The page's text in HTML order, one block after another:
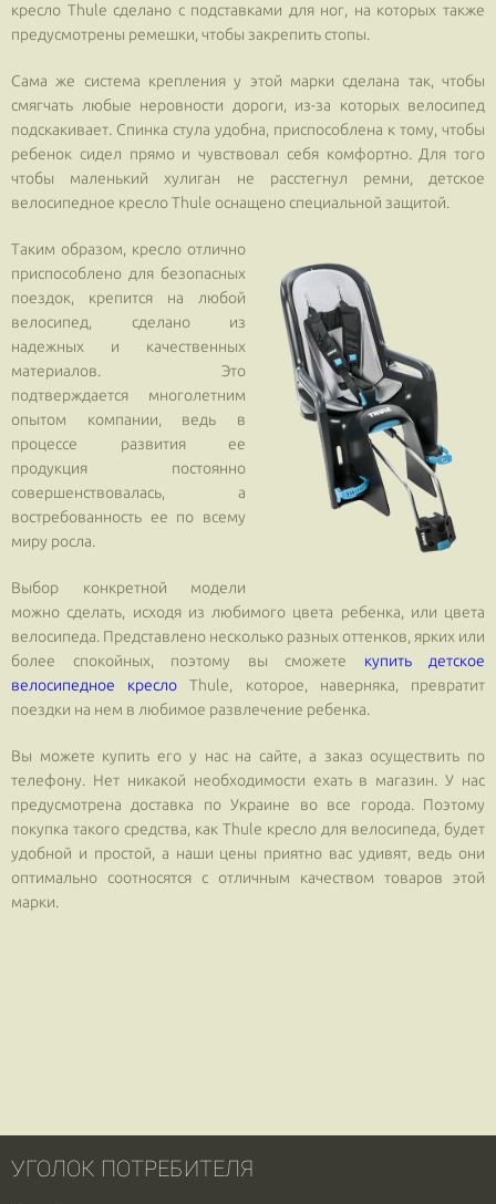
кресло Thule сделано с подставками для ног, на которых также
предусмотрены ремешки, чтобы закрепить стопы.
Сама же система крепления у этой марки сделана так, чтобы
смягчать любые неровности дороги, из-за которых велосипед
подскакивает. Спинка стула удобна, приспособлена к тому, чтобы
ребенок сидел прямо и чувствовал себя комфортно. Для того
чтобы маленький хулиган не расстегнул ремни, детское
велосипедное кресло Thule оснащено специальной защитой.
Таким образом, кресло отлично
приспособлено для безопасных
поездок, крепится на любой
велосипед, сделано из
надежных и качественных
материалов. Это
подтверждается многолетним
опытом компании, ведь в
процессе развития ее
продукция постоянно
совершенствовалась, а
востребованность ее по всему
миру росла.
Выбор конкретной модели
можно сделать, исходя из любимого цвета ребенка, или цвета
велосипеда. Представлено несколько разных оттенков, ярких или
более спокойных, поэтому вы сможете купить детское
велосипедное кресло Thule, которое, наверняка, превратит
поездки на нем в любимое развлечение ребенка.
Вы можете купить его у нас на сайте, а заказ осуществить по
телефону. Нет никакой необходимости ехать в магазин. У нас
предусмотрена доставка по Украине во все города. Поэтому
покупка такого средства, как Thule кресло для велосипеда, будет
удобной и простой, а наши цены приятно вас удивят, ведь они
оптимально соотносятся с отличным качеством товаров этой
марки.
УГОЛОК ПОТРЕБИТЕЛЯ